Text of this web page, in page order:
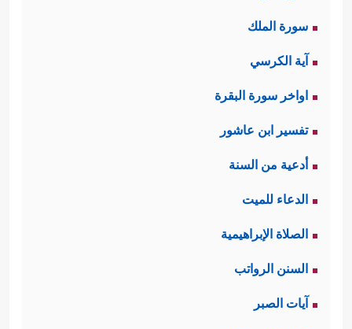
سورة الملك
آية الكرسي
اواخر سورة البقرة
تفسير ابن عاشور
أدعية من السنة
الدعاء للميت
الصلاة الإبراهيمية
السنن الرواتب
آيات الصبر